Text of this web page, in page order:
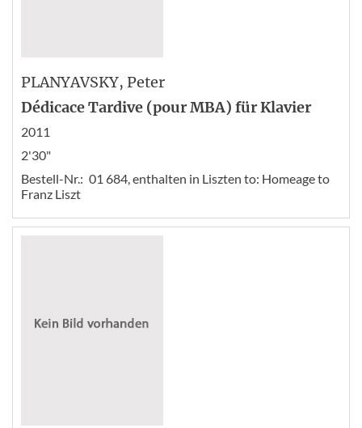
PLANYAVSKY, Peter
Dédicace Tardive (pour MBA) für Klavier
2011
2'30"
Bestell-Nr.: 01 684, enthalten in Liszten to: Homeage to
Franz Liszt